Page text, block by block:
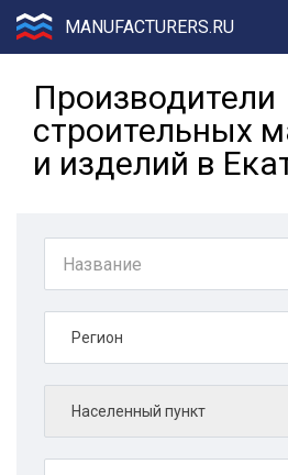
MANUFACTURERS.RU
Производители
строительных
и изделий в
Регион
Населенный пункт